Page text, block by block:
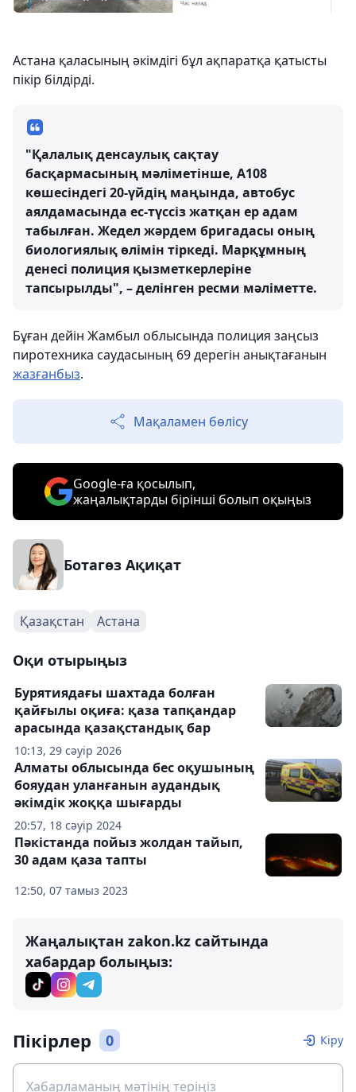
Астана қаласының әкімдігі бұл ақпаратқа қатысты
пікір білдірді.
"Қалалық денсаулық сақтау
басқармасының мәліметінше, А108
көшесіндегі 20-үйдің маңында, автобус
аялдамасында ес-түссіз жатқан ер адам
табылған. Жедел жәрдем бригадасы оның
биологиялық өлімін тіркеді. Марқұмның
денесі полиция қызметкерлеріне
тапсырылды", – делінген ресми мәліметте.
Бұған дейін Жамбыл облысында полиция заңсыз
пиротехника саудасының 69 дерегін анықтағанын
жазғанбыз.
Мақаламен бөлісу
Google-ға қосылып,
жаңалықтарды бірінші болып оқыңыз
Ботагөз Ақиқат
Қазақстан Астана
Оқи отырыңыз
10:13, 29 сәуір 2026
Бурятиядағы шахтада болған
қайғылы оқиға: қаза тапқандар
арасында қазақстандық бар
20:57, 18 сәуір 2024
Алматы облысында бес оқушының
бояудан уланғанын аудандық
әкімдік жоққа шығарды
12:50, 07 тамыз 2023
Пәкістанда пойыз жолдан тайып,
30 адам қаза тапты
Жаңалықтан zakon.kz сайтында
хабардар болыңыз:
Пікірлер 0 Кіру